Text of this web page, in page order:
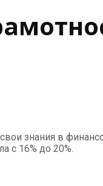
знания в
с 16% до 20%.